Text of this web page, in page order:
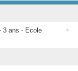
3 ans - Ecole